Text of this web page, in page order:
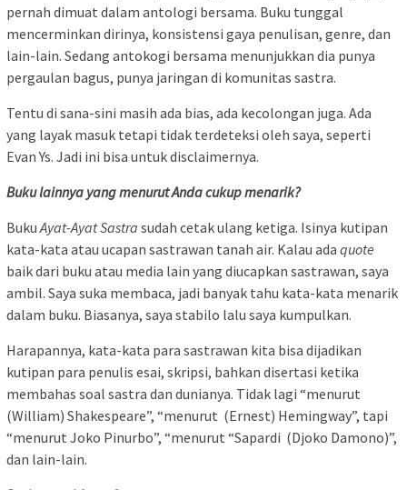
pernah dimuat dalam antologi bersama. Buku tunggal
mencerminkan dirinya, konsistensi gaya penulisan, genre, dan
lain-lain. Sedang antokogi bersama menunjukkan dia punya
pergaulan bagus, punya jaringan di komunitas sastra.
Tentu di sana-sini masih ada bias, ada kecolongan juga. Ada
yang layak masuk tetapi tidak terdeteksi oleh saya, seperti
Evan Ys. Jadi ini bisa untuk disclaimernya.
Buku lainnya yang menurut Anda cukup menarik?
Buku Ayat-Ayat Sastra sudah cetak ulang ketiga. Isinya kutipan
kata-kata atau ucapan sastrawan tanah air. Kalau ada quote
baik dari buku atau media lain yang diucapkan sastrawan, saya
ambil. Saya suka membaca, jadi banyak tahu kata-kata menarik
dalam buku. Biasanya, saya stabilo lalu saya kumpulkan.
Harapannya, kata-kata para sastrawan kita bisa dijadikan
kutipan para penulis esai, skripsi, bahkan disertasi ketika
membahas soal sastra dan dunianya. Tidak lagi “menurut
(William) Shakespeare”, “menurut (Ernest) Hemingway”, tapi
“menurut Joko Pinurbo”, “menurut “Sapardi (Djoko Damono)”,
dan lain-lain.